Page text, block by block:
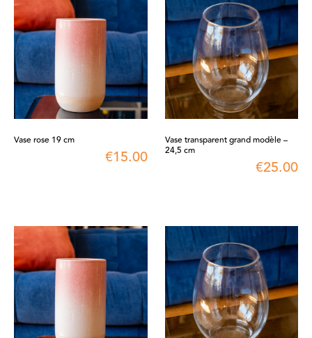
Vase rose 19 cm
€15.00
Vase transparent grand modèle –
24,5 cm
€25.00